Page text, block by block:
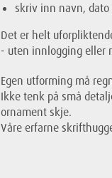
skriv inn navn,
Det er helt
- uten innlogging eller
Egen utforming må
Ikke tenk på små
ornament skje.
Våre erfarne